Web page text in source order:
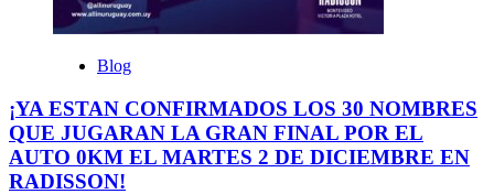
Blog
¡YA ESTAN CONFIRMADOS LOS 30 NOMBRES
QUE JUGARAN LA GRAN FINAL POR EL
AUTO 0KM EL MARTES 2 DE DICIEMBRE EN
RADISSON!